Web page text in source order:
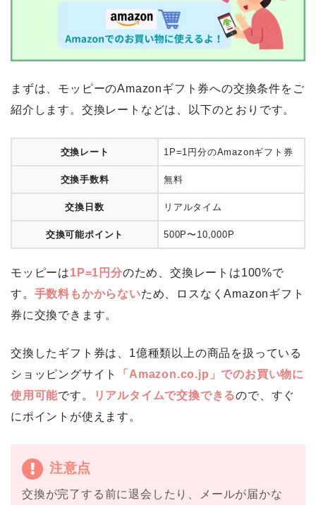
まずは、モッピーのAmazonギフト券への交換条件をご
紹介します。交換レートなどは、以下のとおりです。
交換レート 1P=1円分のAmazonギフト券
交換手数料 無料
交換日数 リアルタイム
交換可能ポイント 500P〜10,000P
モッピーは1P=1円分のため、交換レートは100%で
す。 手数料もかからないため、ロスなくAmazonギフト
券に交換できます。
交換したギフト券は、1億種類以上の商品を扱っている
ショッピングサイト
「Amazon.co.jp」でのお買い物に
使用可能です。 リアルタイムで交換できるので、すぐ
にポイントが使えます。
注意点
交換が完了する前に退会したり、メールが届かな